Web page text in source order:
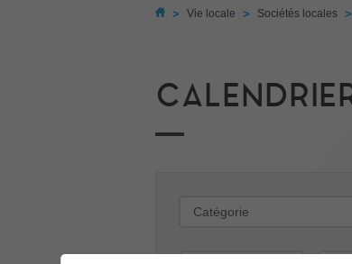
> Vie locale > Sociétés locales >